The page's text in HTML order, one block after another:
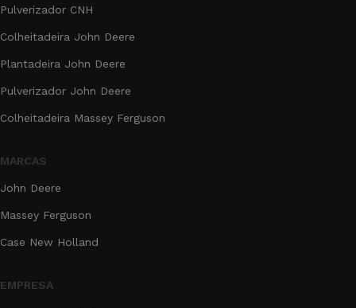
Pulverizador CNH
Colheitadeira John Deere
Plantadeira John Deere
Pulverizador John Deere
Colheitadeira Massey Ferguson
MARCAS
John Deere
Massey Ferguson
Case New Holland
EMPRESA